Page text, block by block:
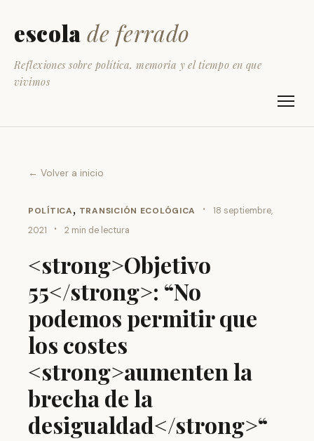
escola de ferrado
Reflexiones sobre política, memoria y el tiempo en que
vivimos
← Volver a inicio
POLÍTICA, TRANSICIÓN ECOLÓGICA ·
18 septiembre,
2021
· 2 min de lectura
<strong>Objetivo
55</strong>: “No
podemos permitir que
los costes
<strong>aumenten la
brecha de la
desigualdad</strong>“